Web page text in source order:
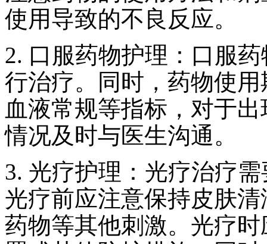
使用导致的不良反应。
2. 口服药物护理：口服
行治疗。同时，药物使
血液常规等指标，对于
情况及时与医生沟通。
3. 光疗护理：光疗治疗
光疗前应注意保持皮肤
药物等其他刺激。光疗